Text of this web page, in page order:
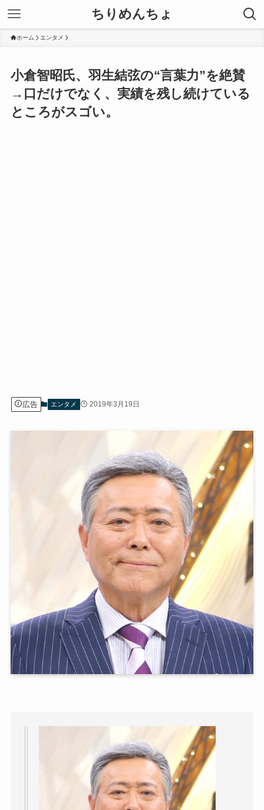
ちりめんちょ
ホーム エンタメ
小倉智昭氏、羽生結弦の“言葉力”を絶賛
→口だけでなく、実績を残し続けている
ところがスゴい。
広告 エンタメ 2019年3月19日